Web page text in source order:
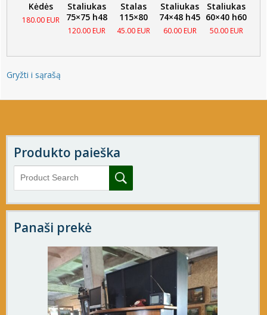
Kėdės
180.00 EUR
Staliukas
75×75 h48
120.00 EUR
Stalas
115×80
45.00 EUR
Staliukas
74×48 h45
60.00 EUR
Staliukas
60×40 h60
50.00 EUR
Gryžti i sąrašą
Produkto paieška
Panaši prekė